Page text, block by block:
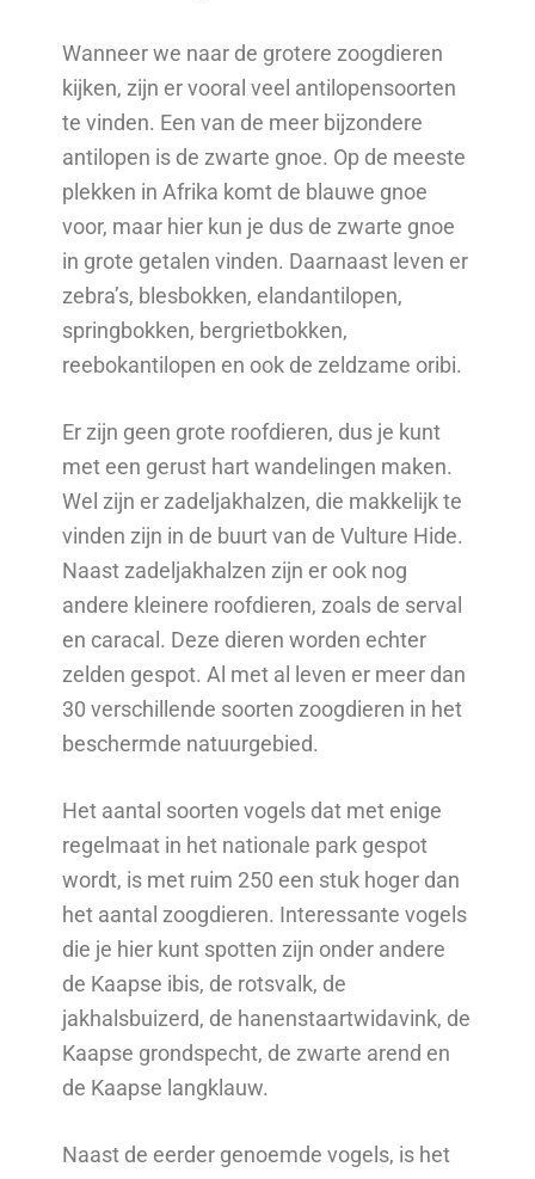
Wanneer we naar de grotere zoogdieren
kijken, zijn er vooral veel antilopensoorten
te vinden. Een van de meer bijzondere
antilopen is de zwarte gnoe. Op de meeste
plekken in Afrika komt de blauwe gnoe
voor, maar hier kun je dus de zwarte gnoe
in grote getalen vinden. Daarnaast leven er
zebra’s, blesbokken, elandantilopen,
springbokken, bergrietbokken,
reebokantilopen en ook de zeldzame oribi.
Er zijn geen grote roofdieren, dus je kunt
met een gerust hart wandelingen maken.
Wel zijn er zadeljakhalzen, die makkelijk te
vinden zijn in de buurt van de Vulture Hide.
Naast zadeljakhalzen zijn er ook nog
andere kleinere roofdieren, zoals de serval
en caracal. Deze dieren worden echter
zelden gespot. Al met al leven er meer dan
30 verschillende soorten zoogdieren in het
beschermde natuurgebied.
Het aantal soorten vogels dat met enige
regelmaat in het nationale park gespot
wordt, is met ruim 250 een stuk hoger dan
het aantal zoogdieren. Interessante vogels
die je hier kunt spotten zijn onder andere
de Kaapse ibis, de rotsvalk, de
jakhalsbuizerd, de hanenstaartwidavink, de
Kaapse grondspecht, de zwarte arend en
de Kaapse langklauw.
Naast de eerder genoemde vogels, is het